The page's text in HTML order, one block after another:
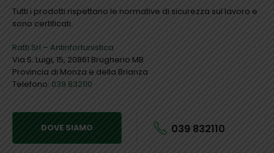
Tutti i prodotti rispettano le normative di sicurezza sul lavoro e
sono certificati.
Ratti Srl – Antinfortunistica
Via S. Luigi, 15, 20861 Brugherio MB
Provincia di Monza e della Brianza
Telefono: 039 832110
DOVE SIAMO 039 832110